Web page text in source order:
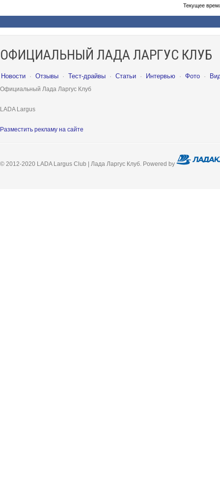
Текущее
ОФИЦИАЛЬНЫЙ ЛАДА ЛАРГУС КЛУБ
Новости · Отзывы · Тест-драйвы · Статьи · Интервью · Фото ·
Официальный Лада Ларгус Клуб
LADA Largus
Разместить рекламу на сайте
© 2012-2020 LADA Largus Club | Лада Ларгус Клуб. Powered by